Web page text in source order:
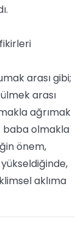
arası gibi;
arası
ağrımak
baba olmakla
önem,
aklıma